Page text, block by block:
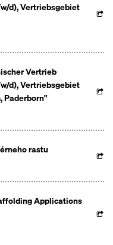
d), Vertriebsgebiet
Vertrieb
d), Vertriebsgebiet
Paderborn"
rastu
Applications